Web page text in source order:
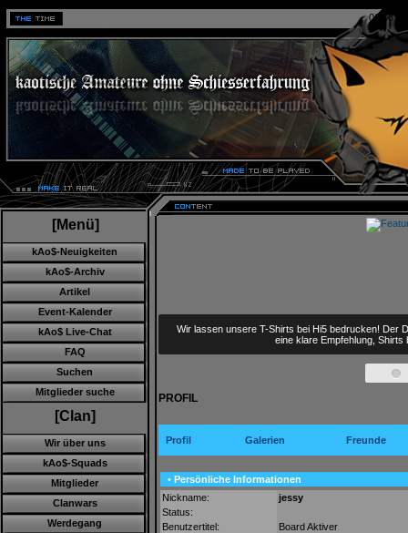
[Menü]
kAo$-Neuigkeiten
kAo$-Archiv
Artikel
Event-Kalender
kAo$ Live-Chat
FAQ
Suchen
Mitglieder suche
[Clan]
Wir über uns
kAo$-Squads
Mitglieder
Clanwars
Werdegang
Wir lassen unsere T-Shirts bei Hi5 bedrucken! Der
eine klare Empfehlung,
PROFIL
Profil Galerien Freunde
• Persönliche Informationen
Nickname:
jessy
Status:
Benutzertitel:
Board Aktiver